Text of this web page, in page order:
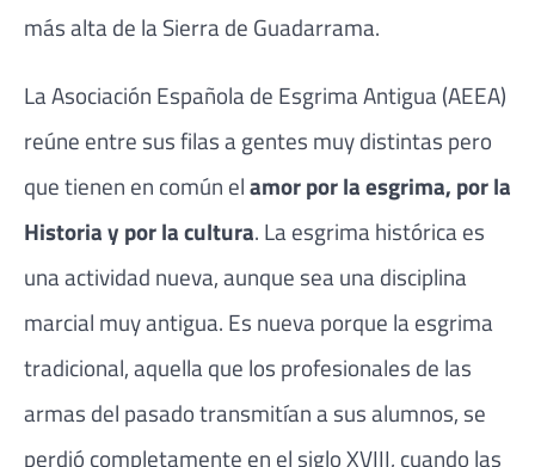
más alta de la Sierra de Guadarrama.
La Asociación Española de Esgrima Antigua (AEEA)
reúne entre sus filas a gentes muy distintas pero
que tienen en común elamor por la esgrima, por la
Historia y por la cultura. La esgrima histórica es
una actividad nueva, aunque sea una disciplina
marcial muy antigua. Es nueva porque la esgrima
tradicional, aquella que los profesionales de las
armas del pasado transmitían a sus alumnos, se
perdió completamente en el siglo XVIII, cuando las